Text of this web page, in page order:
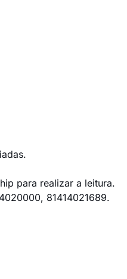
para realizar a leitura.
81414021689.